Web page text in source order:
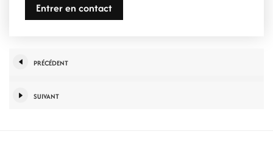
Entrer en contact
PRÉCÉDENT
SUIVANT